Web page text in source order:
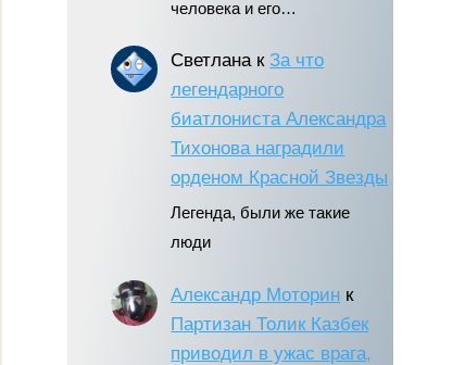
человека и его…
СветланакЗа что
легендарного
биатлониста Александра
Тихонова наградили
орденом Красной Звезды
Легенда, были же такие
люди
Александр Моторин к
Партизан Толик Казбек
приводил в ужас врага,